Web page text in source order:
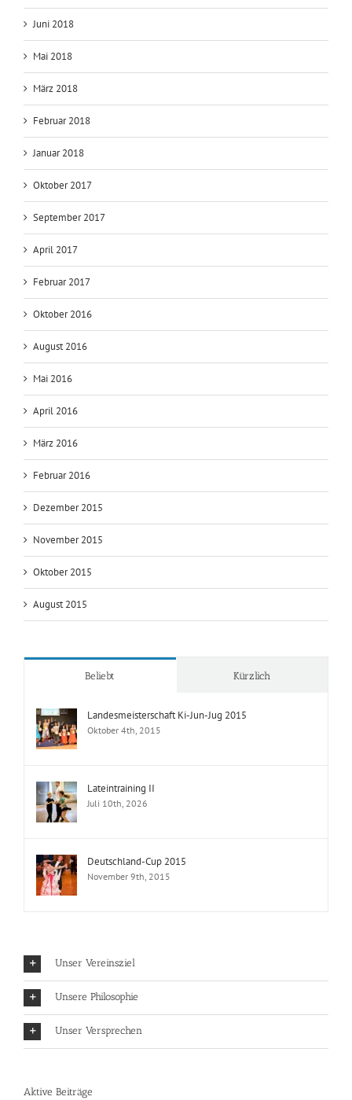
Juni 2018
Mai 2018
März 2018
Februar 2018
Januar 2018
Oktober 2017
September 2017
April 2017
Februar 2017
Oktober 2016
August 2016
Mai 2016
April 2016
März 2016
Februar 2016
Dezember 2015
November 2015
Oktober 2015
August 2015
Beliebt Kürzlich
Landesmeisterschaft Ki-Jun-Jug 2015
Oktober 4th, 2015
Lateintraining II
Juli 10th, 2026
Deutschland-Cup 2015
November 9th, 2015
Unser Vereinsziel
Unsere Philosophie
Unser Versprechen
Aktive Beiträge